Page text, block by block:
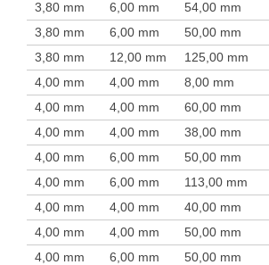
3,80 mm
6,00 mm 54,00 mm
3,80 mm
6,00 mm 50,00 mm
3,80 mm
12,00 mm 125,00 mm
4,00 mm
4,00 mm 8,00 mm
4,00 mm
4,00 mm 60,00 mm
4,00 mm
4,00 mm 38,00 mm
4,00 mm
6,00 mm 50,00 mm
4,00 mm
6,00 mm 113,00 mm
4,00 mm
4,00 mm 40,00 mm
4,00 mm
4,00 mm 50,00 mm
4,00 mm
6,00 mm 50,00 mm